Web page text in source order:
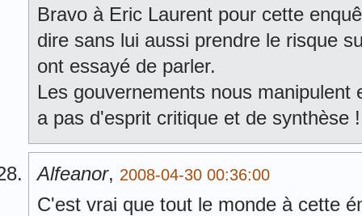
Bravo à Eric Laurent pour cette
dire sans lui aussi prendre le risque
ont essayé de parler.
Les gouvernements nous
a pas d'esprit critique et de synthèse !
Alfeanor, 2008-04-30 00:36:00
C'est vrai que tout le monde à cette